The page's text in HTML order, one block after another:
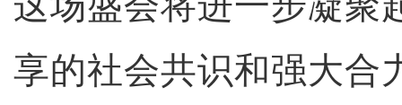
享的社会共识和强大合